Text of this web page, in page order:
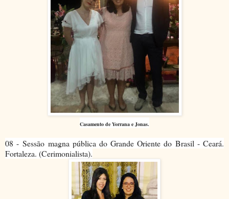
Casamento de Yorrana e Jonas.
08 -Sessão magna pública do Grande Oriente do Brasil - Ceará.
Fortaleza. (Cerimonialista).